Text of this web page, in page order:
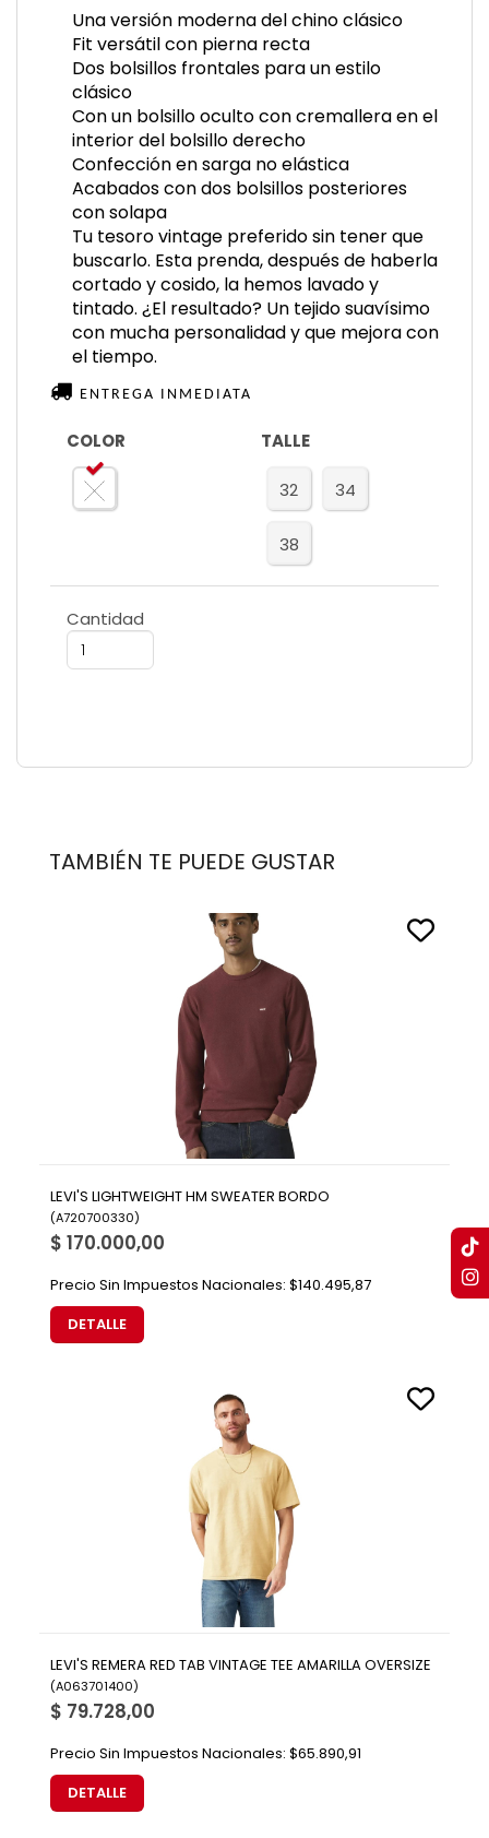
Una versión moderna del chino clásico
Fit versátil con pierna recta
Dos bolsillos frontales para un estilo
clásico
Con un bolsillo oculto con cremallera en el
interior del bolsillo derecho
Confección en sarga no elástica
Acabados con dos bolsillos posteriores
con solapa
Tu tesoro vintage preferido sin tener que
buscarlo. Esta prenda, después de haberla
cortado y cosido, la hemos lavado y
tintado. ¿El resultado? Un tejido suavísimo
con mucha personalidad y que mejora con
el tiempo.
ENTREGA INMEDIATA
COLOR TALLE
32 34
38
Cantidad
TAMBIÉN TE PUEDE GUSTAR
LEVI'S LIGHTWEIGHT HM SWEATER BORDO
(A720700330)
$ 170.000,00
Precio Sin Impuestos Nacionales: $140.495,87
DETALLE
LEVI'S REMERA RED TAB VINTAGE TEE AMARILLA OVERSIZE
(A063701400)
$ 79.728,00
Precio Sin Impuestos Nacionales: $65.890,91
DETALLE